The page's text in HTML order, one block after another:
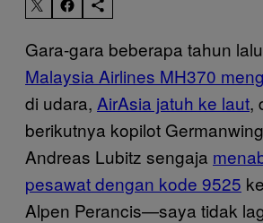
Gara-gara beberapa tahun
Malaysia Airlines MH370
di udara, AirAsia jatuh ke laut,
berikutnya kopilot
Andreas Lubitz sengaja
pesawat dengan kode 9525
Alpen Perancis—saya tidak